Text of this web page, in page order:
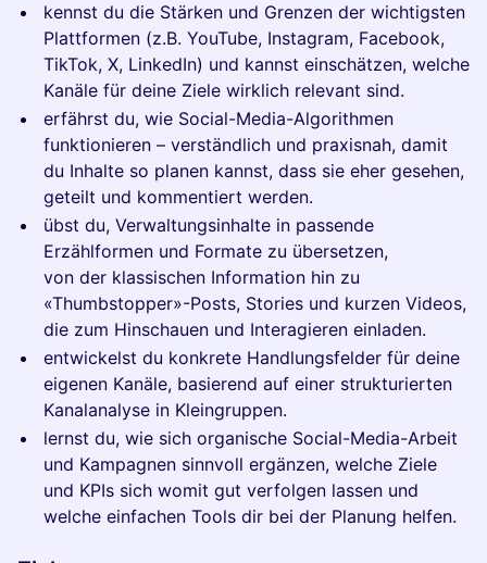
kennst du die Stärken und Grenzen der wichtigsten
Plattformen (z.B. YouTube, Instagram, Facebook,
TikTok, X, LinkedIn) und kannst einschätzen, welche
Kanäle für deine Ziele wirklich relevant sind.
erfährst du, wie Social-Media-Algorithmen
funktionieren – verständlich und praxisnah, damit
du Inhalte so planen kannst, dass sie eher gesehen,
geteilt und kommentiert werden.
übst du, Verwaltungsinhalte in passende
Erzählformen und Formate zu übersetzen,
von der klassischen Information hin zu
«Thumbstopper»-Posts, Stories und kurzen Videos,
die zum Hinschauen und Interagieren einladen.
entwickelst du konkrete Handlungsfelder für deine
eigenen Kanäle, basierend auf einer strukturierten
Kanalanalyse in Kleingruppen.
lernst du, wie sich organische Social-Media-Arbeit
und Kampagnen sinnvoll ergänzen, welche Ziele
und KPIs sich womit gut verfolgen lassen und
welche einfachen Tools dir bei der Planung helfen.